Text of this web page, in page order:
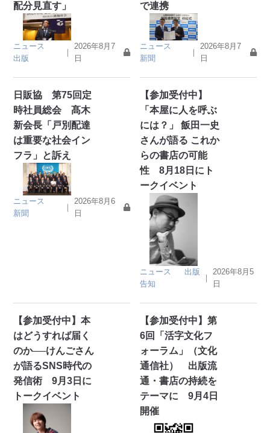
配分見直す」
ニュース
出版
｜
2026年8月7
日
で連携
ニュース
新聞
｜
2026年8月7
日
日販協 第75回定
時社員総会 髙木
新会長「戸別配達
は重要な社会イン
フラ」と訴え
ニュース
新聞
｜
2026年8月6
日
【参加受付中】
「本屋に人を呼ぶ
には？」 飯田一史
さんが語る これか
らの書店の可能
性 8月18日にト
ークイベント
ニュース
出版
告知
｜
2026年8月5
日
【参加受付中】本
はどうすれば届く
のか──けんごさん
が語るSNS時代の
発信術 9月3日に
トークイベント
【参加受付中】第
6回「活字文化フ
ォーラム」（文化
通信社） 出版流
通・書店の持続を
テーマに 9月4日
開催